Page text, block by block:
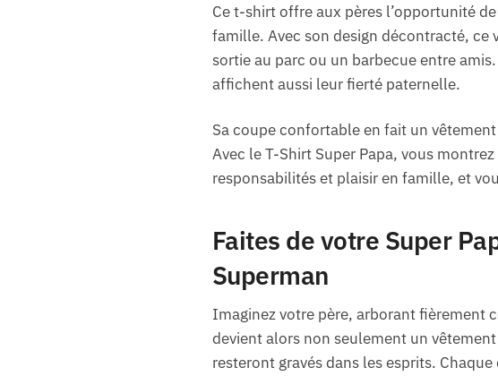
Ce t-shirt offre aux pères l’opportunité
famille. Avec son design décontracté,
sortie au parc ou un barbecue entre
affichent aussi leur fierté paternelle.
Sa coupe confortable en fait un
Avec le T-Shirt Super Papa, vous
responsabilités et plaisir en famille, et
Faites de votre Super
Superman
Imaginez votre père, arborant fièrement
devient alors non seulement un
resteront gravés dans les esprits.